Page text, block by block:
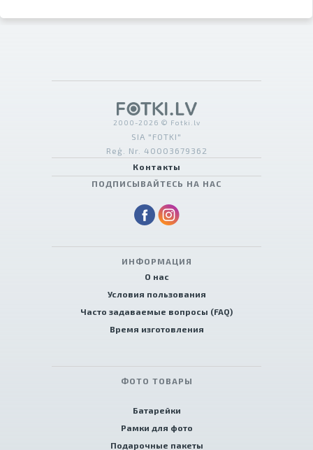
2000-2026 © Fotki.lv
SIA "FOTKI"
Reģ. Nr. 40003679362
Контакты
ПОДПИСЫВАЙТЕСЬ НА НАС
ИНФОРМАЦИЯ
О нас
Условия пользования
Часто задаваемые вопросы (FAQ)
Время изготовления
ФОТО ТОВАРЫ
Батарейки
Рамки для фото
Подарочные пакеты